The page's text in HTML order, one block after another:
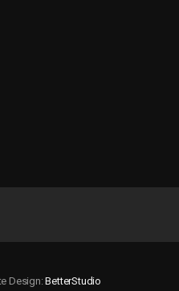
Design:BetterStudio